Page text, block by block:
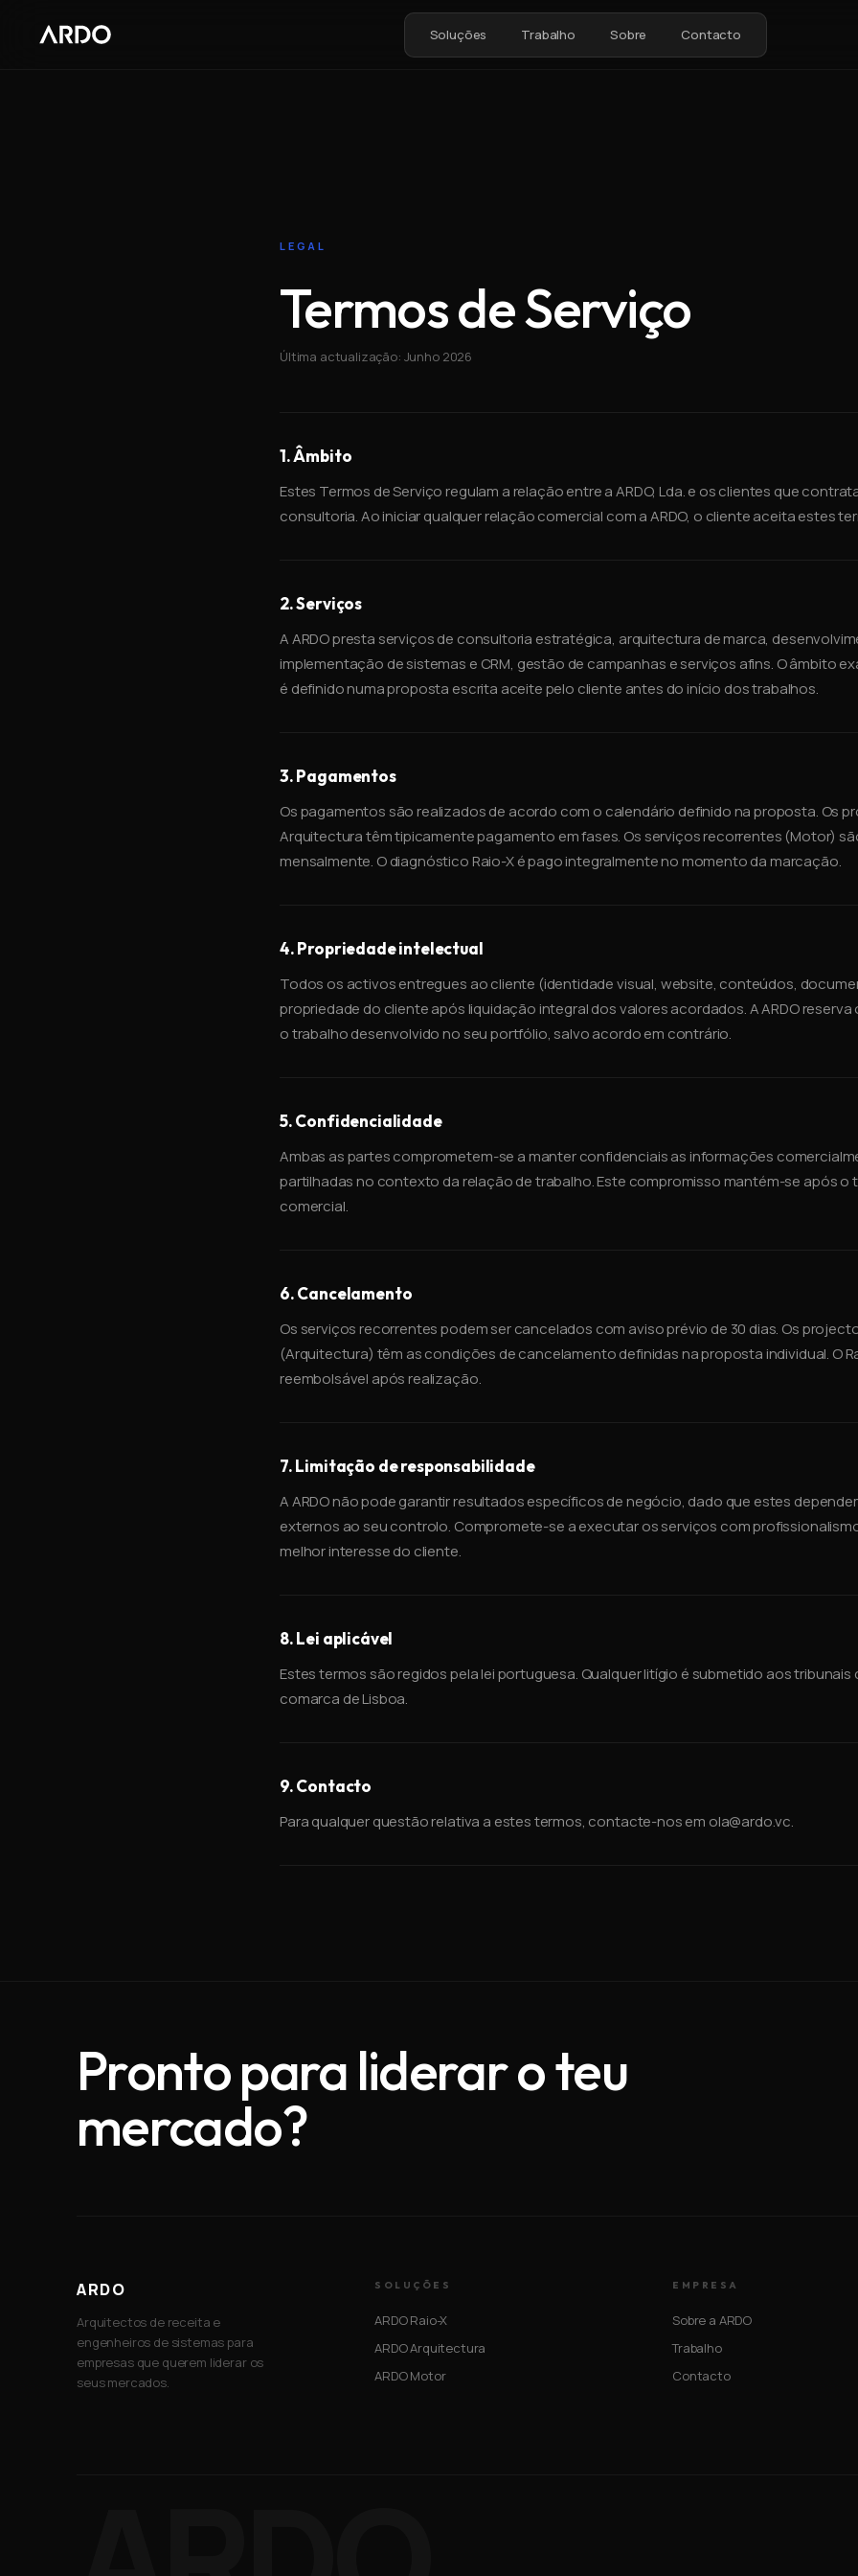
Soluções Trabalho Sobre Contacto
LEGAL
Termos de Serviço
Última actualização: Junho 2026
1. Âmbito
Estes Termos de Serviço regulam a relação entre a ARDO, Lda. e os clientes que
consultoria. Ao iniciar qualquer relação comercial com a ARDO, o cliente aceita estes
2. Serviços
A ARDO presta serviços de consultoria estratégica, arquitectura de marca,
implementação de sistemas e CRM, gestão de campanhas e serviços afins. O âmbito
é definido numa proposta escrita aceite pelo cliente antes do início dos trabalhos.
3. Pagamentos
Os pagamentos são realizados de acordo com o calendário definido na proposta. Os
Arquitectura têm tipicamente pagamento em fases. Os serviços recorrentes (Motor)
mensalmente. O diagnóstico Raio-X é pago integralmente no momento da marcação.
4. Propriedade intelectual
Todos os activos entregues ao cliente (identidade visual, website, conteúdos,
propriedade do cliente após liquidação integral dos valores acordados. A ARDO
o trabalho desenvolvido no seu portfólio, salvo acordo em contrário.
5. Confidencialidade
Ambas as partes comprometem-se a manter confidenciais as informações
partilhadas no contexto da relação de trabalho. Este compromisso mantém-se após o
comercial.
6. Cancelamento
Os serviços recorrentes podem ser cancelados com aviso prévio de 30 dias. Os
(Arquitectura) têm as condições de cancelamento definidas na proposta individual. O
reembolsável após realização.
7. Limitação de responsabilidade
A ARDO não pode garantir resultados específicos de negócio, dado que estes
externos ao seu controlo. Compromete-se a executar os serviços com
melhor interesse do cliente.
8. Lei aplicável
Estes termos são regidos pela lei portuguesa. Qualquer litígio é submetido aos
comarca de Lisboa.
9. Contacto
Para qualquer questão relativa a estes termos, contacte-nos em ola@ardo.vc.
Pronto para liderar o teu
mercado?
ARDO
Arquitectos de receita e
engenheiros de sistemas para
empresas que querem liderar os
seus mercados.
SOLUÇÕES
ARDO Raio-X
ARDO Arquitectura
ARDO Motor
EMPRESA
Sobre a ARDO
Trabalho
Contacto